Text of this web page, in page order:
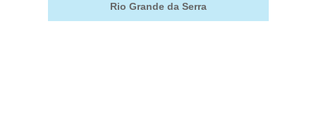
Rio Grande da Serra